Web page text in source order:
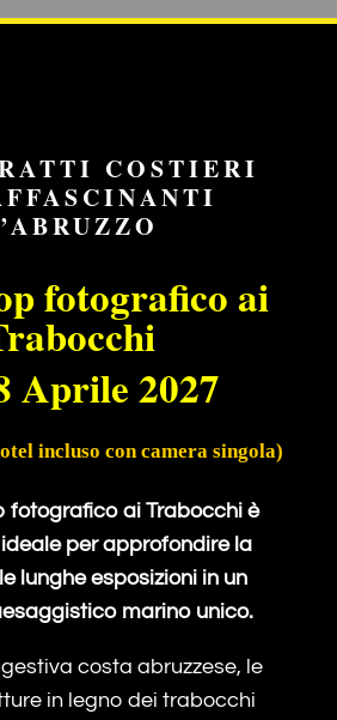
COSTIERI
fotografico ai
Aprile 2027
incluso con camera singola)
fotografico ai Trabocchi è
ideale per approfondire la
lunghe esposizioni in un
marino unico.
costa abruzzese, le
in legno dei trabocchi